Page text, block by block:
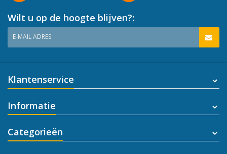
Wilt u op de hoogte blijven?:
E-MAIL ADRES
Klantenservice
Informatie
Categorieën